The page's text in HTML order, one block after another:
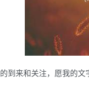
到来和关注，愿我的文